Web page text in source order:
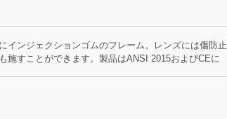
インジェクションゴムのフレーム。レンズには傷防止
施すことができます。製品はANSI 2015およびCEに